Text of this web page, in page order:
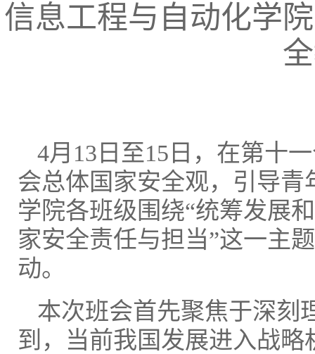
信息工程与自动化学
4月13日至15日，在第十
会总体国家安全观，引导
学院各班级围绕“统筹发展
家安全责任与担当”这一主
动。
本次班会首先聚焦于深刻
到，当前我国发展进入战